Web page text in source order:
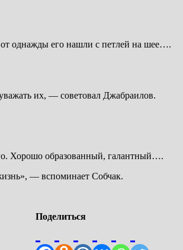
однажды его нашли с петлей на шее….
их, — советовал Джабраилов.
Хорошо образованный, галантный….
— вспоминает Собчак.
Поделиться